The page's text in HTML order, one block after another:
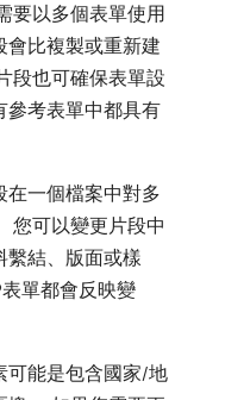
要以多個表單使用
會比複製或重新建
段也可確保表單設
參考表單中都具有
在一個檔案中對多
您可以變更片段中
繫結、版面或樣
單都會反映變
可能是包含國家/地